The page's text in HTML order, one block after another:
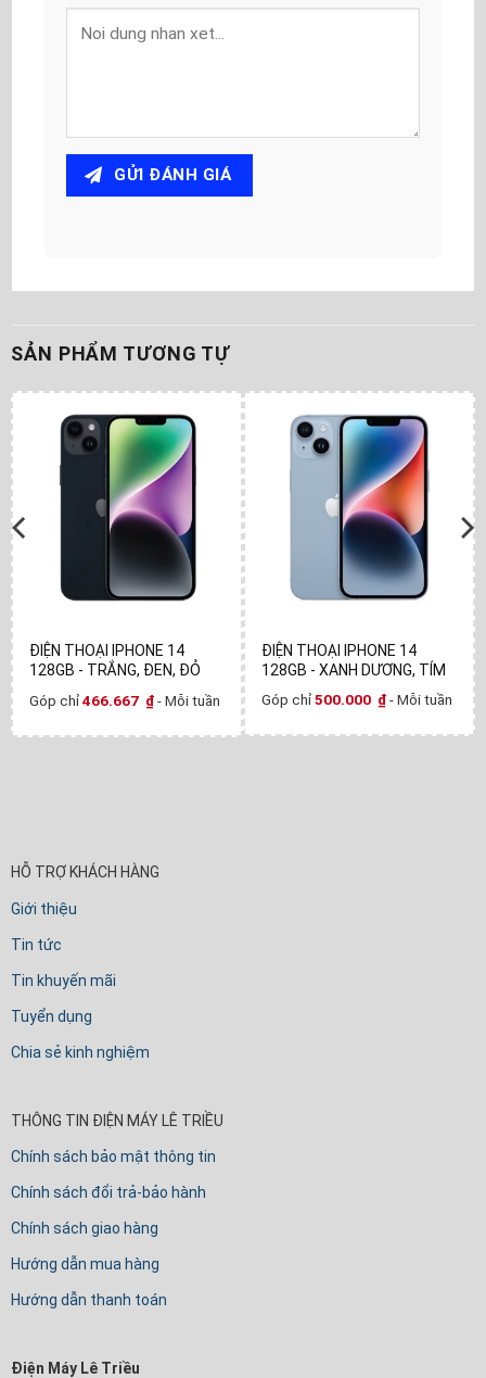
GỬI ĐÁNH GIÁ
SẢN PHẨM TƯƠNG TỰ
ĐIỆN THOẠI IPHONE 14
128GB - TRẮNG, ĐEN, ĐỎ
Góp chỉ466.667 ₫- Mỗi tuần
ĐIỆN THOẠI IPHONE 14
128GB - XANH DƯƠNG, TÍM
Góp chỉ500.000 ₫- Mỗi tuần
HỖ TRỢ KHÁCH HÀNG
Giới thiệu
Tin tức
Tin khuyến mãi
Tuyển dụng
Chia sẻ kinh nghiệm
THÔNG TIN ĐIỆN MÁY LÊ TRIỀU
Chính sách bảo mật thông tin
Chính sách đổi trả-bảo hành
Chính sách giao hàng
Hướng dẫn mua hàng
Hướng dẫn thanh toán
Điện Máy Lê Triều